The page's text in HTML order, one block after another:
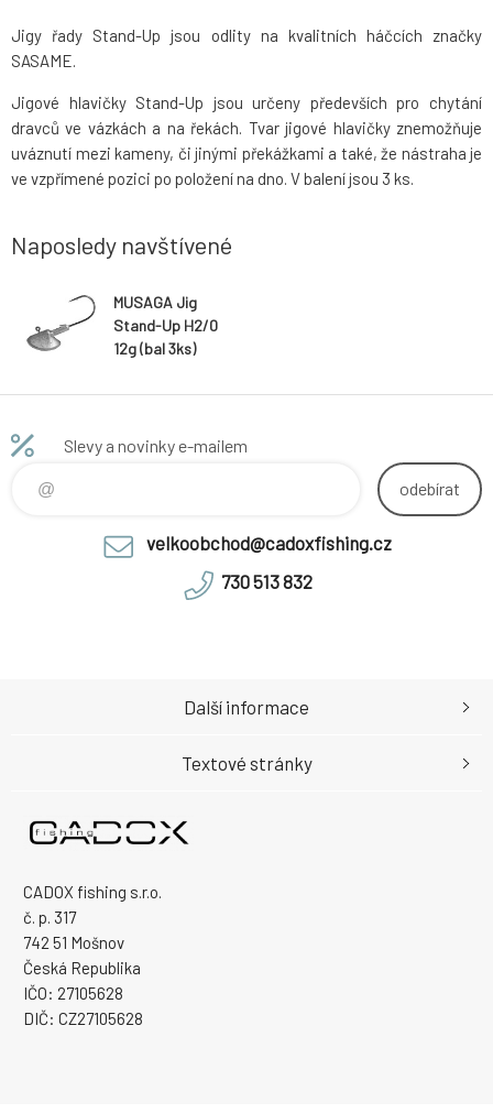
Jigy řady Stand-Up jsou odlity na kvalitních háčcích značky
SASAME.
Jigové hlavičky Stand-Up jsou určeny předevších pro chytání
dravců ve vázkách a na řekách. Tvar jigové hlavičky znemožňuje
uváznutí mezi kameny, či jinými překážkami a také, že nástraha je
ve vzpřímené pozici po položení na dno. V balení jsou 3 ks.
Naposledy navštívené
MUSAGA Jig
Stand-Up H2/0
12g (bal 3ks)
Slevy a novinky e-mailem
odebírat
velkoobchod@cadoxfishing.cz
730 513 832
CADOX fishing s.r.o.
č. p. 317
742 51 Mošnov
Česká Republika
IČO: 27105628
DIČ: CZ27105628
Další informace
Textové stránky